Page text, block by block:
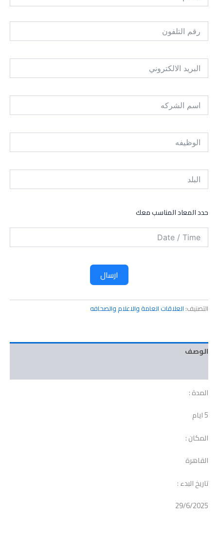
حدد المعاد المناسب معك
ارسال
التصنيف: العلاقات العامة والاعلام والصحافه
الوصف
المدة :
5 ايام
المكان :
القاهرة
تاريخ البدء :
29/6/2025